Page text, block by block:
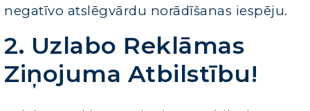
negatīvo atslēgvārdu norādīšanas iespēju.
2. Uzlabo Reklāmas
Ziņojuma Atbilstību!